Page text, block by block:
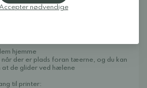
er den rigtige størrelse ved at placere
sted
hjemme
der er plads foran tæerne, og du kan
at de glider ved hælene
til printer:
nødvendige